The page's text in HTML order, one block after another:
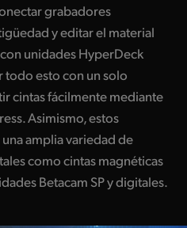
grabadores
y editar el material
unidades HyperDeck
todo esto con un solo
cintas fácilmente mediante
Asimismo, estos
amplia variedad de
como cintas magnéticas
Betacam SP y digitales.